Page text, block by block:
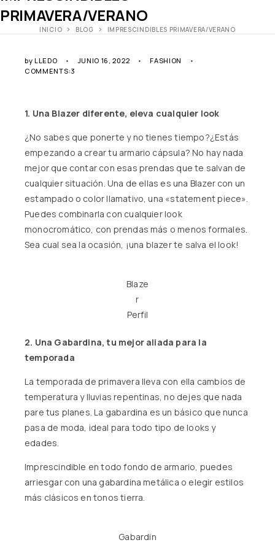
PRIMAVERA/VERANO
INICIO BLOG IMPRESCINDIBLES PRIMAVERA/VERANO
by LLEDO JUNIO 16, 2022
FASHION
COMMENTS:3
1. Una Blazer diferente, eleva cualquier look
¿No sabes que ponerte y no tienes tiempo?¿Estás
empezando a crear tu armario cápsula? No hay nada
mejor que contar con esas prendas que te salvan de
cualquier situación. Una de ellas es una Blazer con un
estampado o color llamativo, una «statement piece».
Puedes combinarla con cualquier look
monocromático, con prendas más o menos formales.
Sea cual sea la ocasión, ¡una blazer te salva el look!
Blaze
r
Perfil
2. Una Gabardina, tu mejor aliada para la
temporada
La temporada de primavera lleva con ella cambios de
temperatura y lluvias repentinas, no dejes que nada
pare tus planes. La gabardina es un básico que nunca
pasa de moda, ideal para todo tipo de looks y
edades.
Imprescindible en todo fondo de armario, puedes
arriesgar con una gabardina metálica o elegir estilos
más clásicos en tonos tierra.
Gabardin